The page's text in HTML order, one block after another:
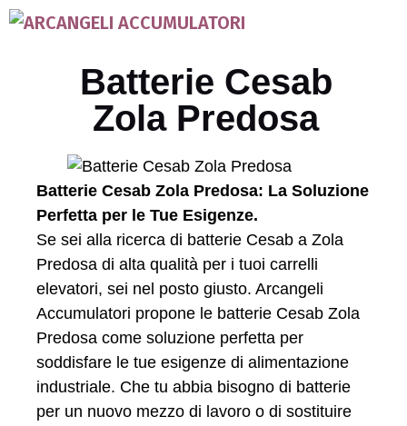
Batterie Cesab
Zola Predosa
Batterie Cesab Zola Predosa: La Soluzione
Perfetta per le Tue Esigenze.
Se sei alla ricerca di batterie Cesab a Zola
Predosa di alta qualità per i tuoi carrelli
elevatori, sei nel posto giusto. Arcangeli
Accumulatori propone le batterie Cesab Zola
Predosa come soluzione perfetta per
soddisfare le tue esigenze di alimentazione
industriale. Che tu abbia bisogno di batterie
per un nuovo mezzo di lavoro o di sostituire